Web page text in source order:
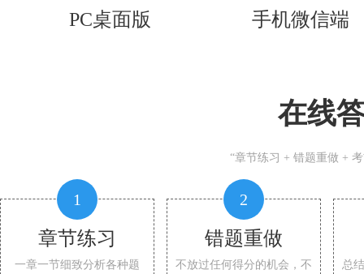
PC桌面版 手机微信端
在线
“章节练习 + 错题重做 +
1
章节练习
一章一节细致分析各种题
2
错题重做
不放过任何得分的机会，不
总